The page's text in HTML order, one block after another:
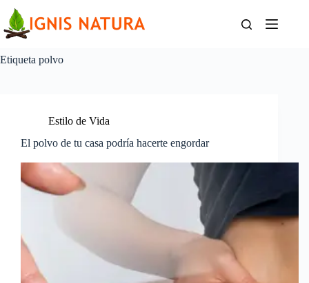
contenido
Etiqueta polvo
Estilo de Vida
El polvo de tu casa podría hacerte engordar